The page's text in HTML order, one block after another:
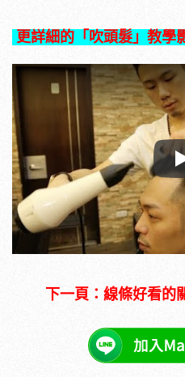
更詳細的「吹頭髮」教學
下一頁：線條好看的